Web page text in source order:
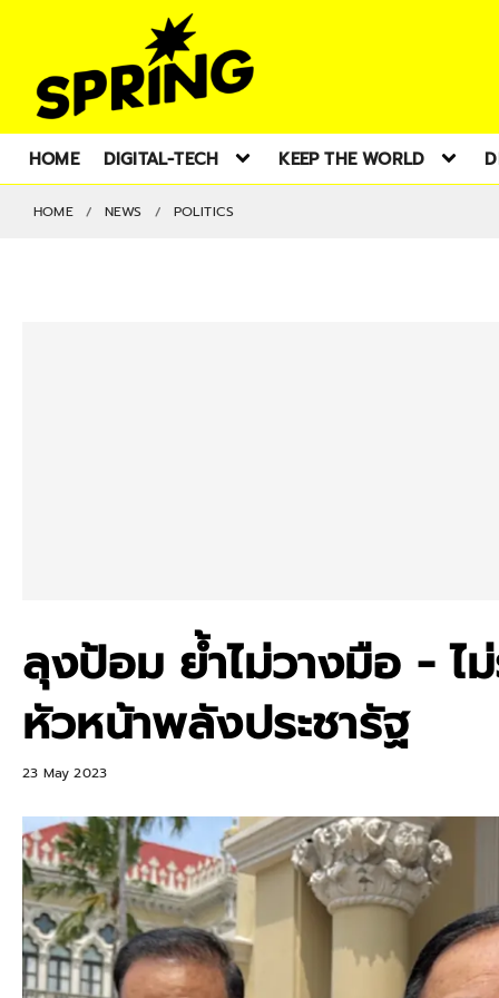
HOME DIGITAL-TECH KEEP THE WORLD
HOME NEWS POLITICS
ลุงป้อม ย้ำไม่วางมือ - ไ
หัวหน้าพลังประชารัฐ
23 May 2023